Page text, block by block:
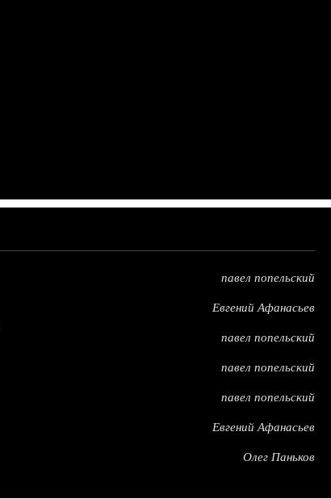
павел попельский
Евгений Афанасьев
павел попельский
павел попельский
павел попельский
Евгений Афанасьев
Олег Паньков